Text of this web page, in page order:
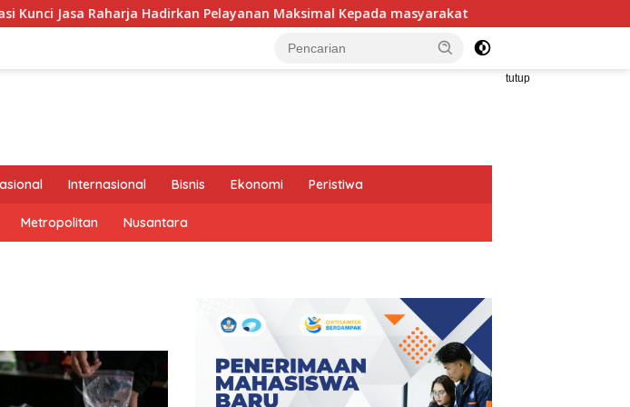
Hadirkan Pelayanan Maksimal Kepada masyarakat Dirut Jasa Raharja Dampingi
tutup
Internasional Bisnis Ekonomi Peristiwa
Metropolitan Nusantara